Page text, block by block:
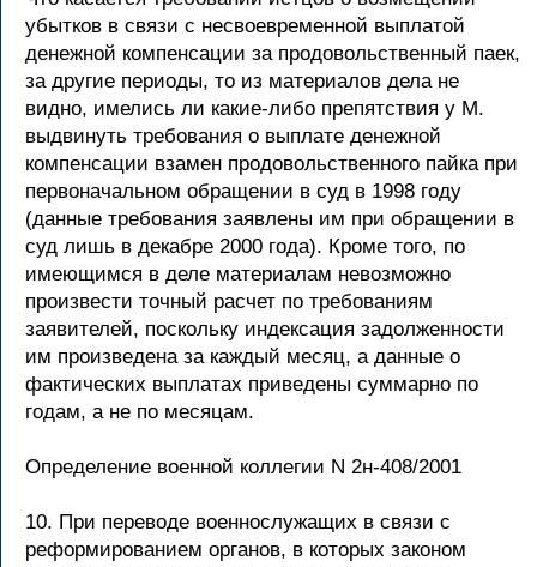
убытков в связи с несвоевременной выплатой
денежной компенсации за продовольственный паек,
за другие периоды, то из материалов дела не
видно, имелись ли какие-либо препятствия у М.
выдвинуть требования о выплате денежной
компенсации взамен продовольственного пайка при
первоначальном обращении в суд в 1998 году
(данные требования заявлены им при обращении в
суд лишь в декабре 2000 года). Кроме того, по
имеющимся в деле материалам невозможно
произвести точный расчет по требованиям
заявителей, поскольку индексация задолженности
им произведена за каждый месяц, а данные о
фактических выплатах приведены суммарно по
годам, а не по месяцам.
Определение военной коллегии N 2н-408/2001
10. При переводе военнослужащих в связи с
реформированием органов, в которых законом